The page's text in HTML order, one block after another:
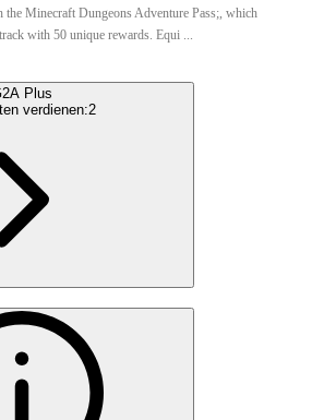
the Minecraft Dungeons Adventure Pass;, which
with 50 unique rewards. Equi ...
Plus
verdienen:2